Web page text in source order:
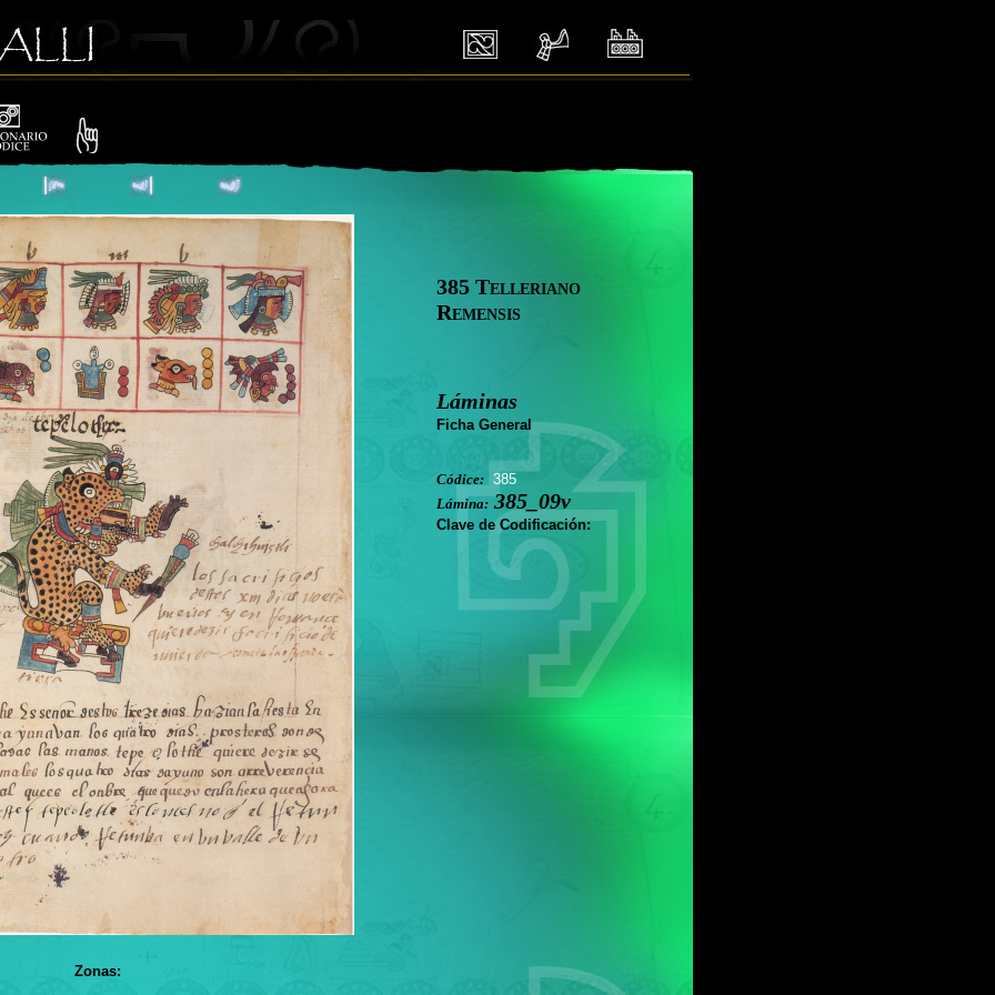
Zonas:
385 Telleriano
Remensis
Láminas
Ficha General
Códice: 385
Lámina:385_09v
Clave de Codificación: